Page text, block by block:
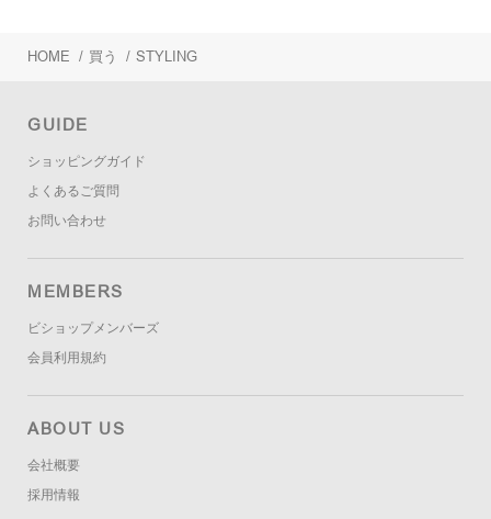
HOME / 買う / STYLING
GUIDE
ショッピングガイド
よくあるご質問
お問い合わせ
MEMBERS
ビショップメンバーズ
会員利用規約
ABOUT US
会社概要
採用情報